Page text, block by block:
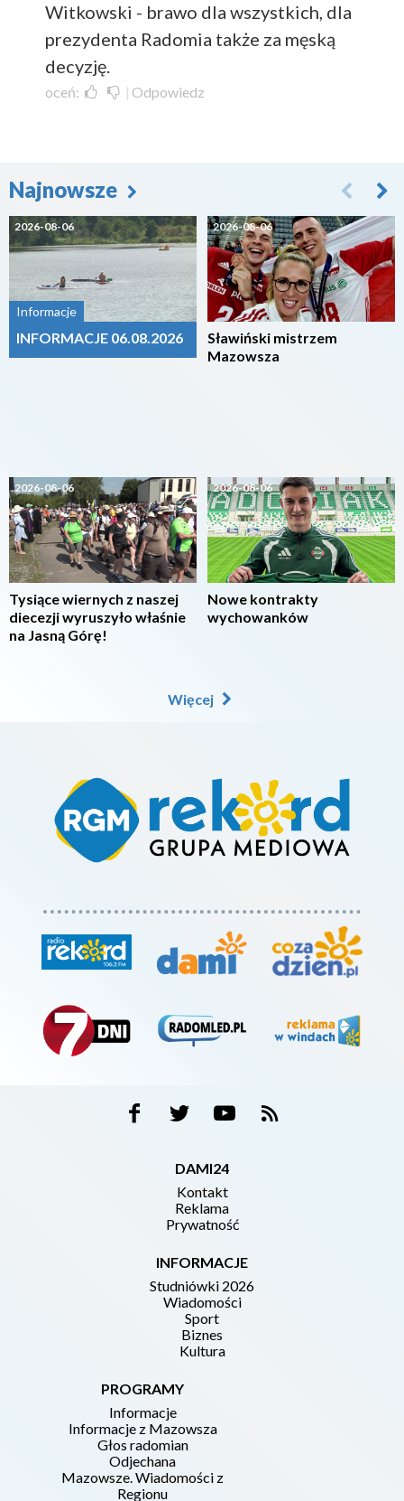
Witkowski - brawo dla wszystkich, dla
prezydenta Radomia także za męską
decyzję.
oceń: | Odpowiedz
Najnowsze
2026-08-06
Informacje
INFORMACJE 06.08.2026
2026-08-06
Tysiące wiernych z naszej
diecezji wyruszyło właśnie
na Jasną Górę!
2026-08-06
Sławiński mistrzem
Mazowsza
2026-08-06
Nowe kontrakty
wychowanków
Więcej
DAMI24
Kontakt
Reklama
Prywatność
INFORMACJE
Studniówki 2026
Wiadomości
Sport
Biznes
Kultura
PROGRAMY
Informacje
Informacje z Mazowsza
Głos radomian
Odjechana
Mazowsze. Wiadomości z
Regionu